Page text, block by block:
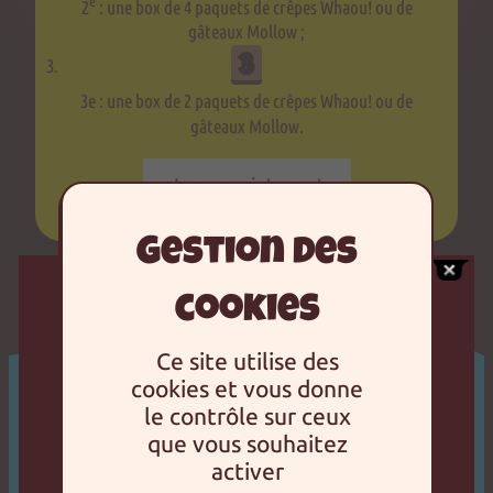
Ce site utilise des
cookies et vous donne
le contrôle sur ceux
que vous souhaitez
activer
2 : une box de 4 paquets de crêpes Whaou! ou de
gâteaux Mollow ;
3e : une box de 2 paquets de crêpes Whaou! ou de
gâteaux Mollow.
Jouer maintenant